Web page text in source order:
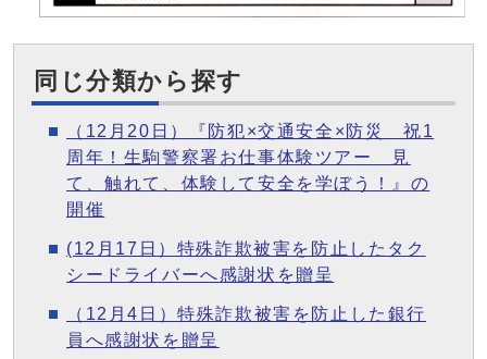
同じ分類から探す
（12月20日）『防犯×交通安全×防災 祝1
周年！生駒警察署お仕事体験ツアー 見
て、触れて、体験して安全を学ぼう！』の
開催
(12月17日）特殊詐欺被害を防止したタク
シードライバーへ感謝状を贈呈
（12月4日）特殊詐欺被害を防止した銀行
員へ感謝状を贈呈